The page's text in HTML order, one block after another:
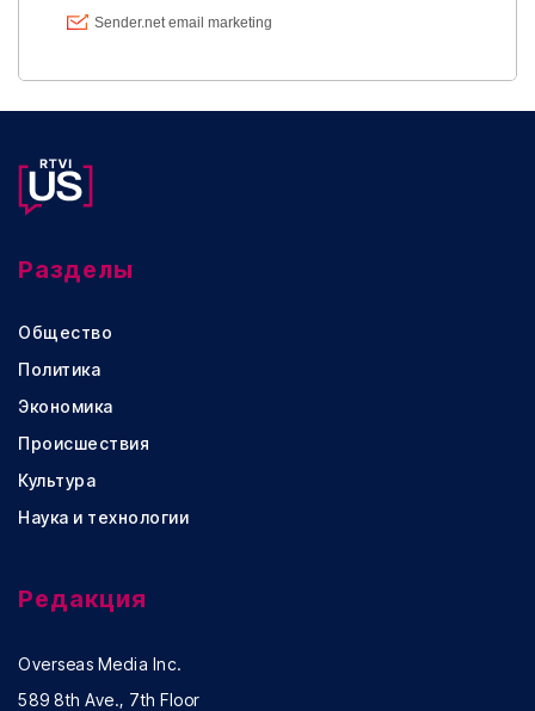
Разделы
Общество
Политика
Экономика
Происшествия
Культура
Наука и технологии
Редакция
Overseas Media Inc.
589 8th Ave., 7th Floor